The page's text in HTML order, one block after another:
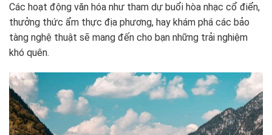
Các hoạt động văn hóa như tham dự buổi hòa nhạc cổ điển,
thưởng thức ẩm thực địa phương, hay khám phá các bảo
tàng nghệ thuật sẽ mang đến cho bạn những trải nghiệm
khó quên.